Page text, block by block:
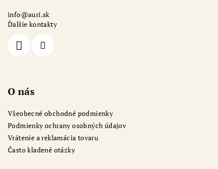
info@auri.sk
Ďalšie kontakty
O nás
Všeobecné obchodné podmienky
Podmienky ochrany osobných údajov
Vrátenie a reklamácia tovaru
Často kladené otázky